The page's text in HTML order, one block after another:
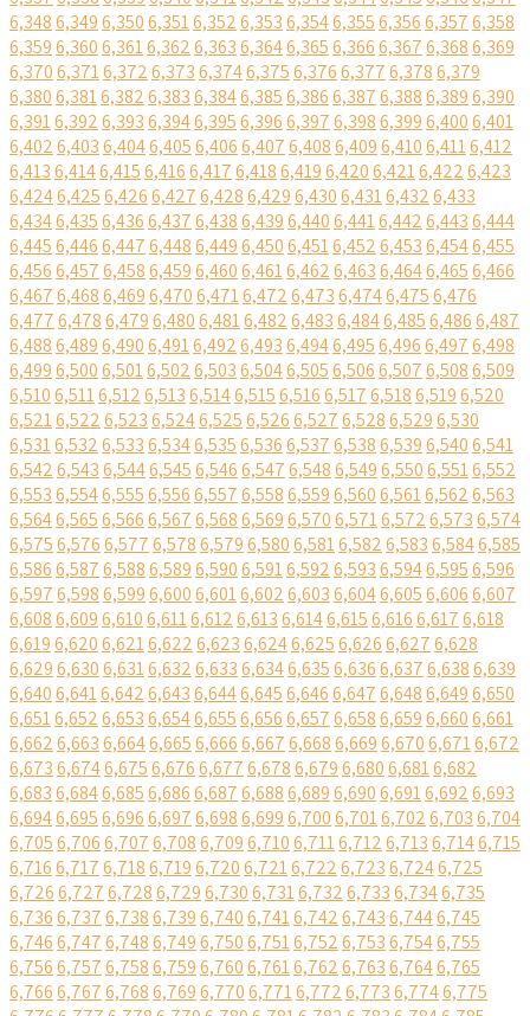
6,3486,3496,3506,3516,3526,3536,3546,3556,3566,3576,358
6,3596,3606,3616,3626,3636,3646,3656,3666,3676,3686,369
6,3706,3716,3726,3736,3746,3756,3766,3776,3786,379
6,3806,3816,3826,3836,3846,3856,3866,3876,3886,3896,390
6,3916,3926,3936,3946,3956,3966,3976,3986,3996,4006,401
6,4026,4036,4046,4056,4066,4076,4086,4096,4106,4116,412
6,4136,4146,4156,4166,4176,4186,4196,4206,4216,4226,423
6,4246,4256,4266,4276,4286,4296,4306,4316,4326,433
6,4346,4356,4366,4376,4386,4396,4406,4416,4426,4436,444
6,4456,4466,4476,4486,4496,4506,4516,4526,4536,4546,455
6,4566,4576,4586,4596,4606,4616,4626,4636,4646,4656,466
6,4676,4686,4696,4706,4716,4726,4736,4746,4756,476
6,4776,4786,4796,4806,4816,4826,4836,4846,4856,4866,487
6,4886,4896,4906,4916,4926,4936,4946,4956,4966,4976,498
6,4996,5006,5016,5026,5036,5046,5056,5066,5076,5086,509
6,5106,5116,5126,5136,5146,5156,5166,5176,5186,5196,520
6,5216,5226,5236,5246,5256,5266,5276,5286,5296,530
6,5316,5326,5336,5346,5356,5366,5376,5386,5396,5406,541
6,5426,5436,5446,5456,5466,5476,5486,5496,5506,5516,552
6,5536,5546,5556,5566,5576,5586,5596,5606,5616,5626,563
6,5646,5656,5666,5676,5686,5696,5706,5716,5726,5736,574
6,5756,5766,5776,5786,5796,5806,5816,5826,5836,5846,585
6,5866,5876,5886,5896,5906,5916,5926,5936,5946,5956,596
6,5976,5986,5996,6006,6016,6026,6036,6046,6056,6066,607
6,6086,6096,6106,6116,6126,6136,6146,6156,6166,6176,618
6,6196,6206,6216,6226,6236,6246,6256,6266,6276,628
6,6296,6306,6316,6326,6336,6346,6356,6366,6376,6386,639
6,6406,6416,6426,6436,6446,6456,6466,6476,6486,6496,650
6,6516,6526,6536,6546,6556,6566,6576,6586,6596,6606,661
6,6626,6636,6646,6656,6666,6676,6686,6696,6706,6716,672
6,6736,6746,6756,6766,6776,6786,6796,6806,6816,682
6,6836,6846,6856,6866,6876,6886,6896,6906,6916,6926,693
6,6946,6956,6966,6976,6986,6996,7006,7016,7026,7036,704
6,7056,7066,7076,7086,7096,7106,7116,7126,7136,7146,715
6,7166,7176,7186,7196,7206,7216,7226,7236,7246,725
6,7266,7276,7286,7296,7306,7316,7326,7336,7346,735
6,7366,7376,7386,7396,7406,7416,7426,7436,7446,745
6,7466,7476,7486,7496,7506,7516,7526,7536,7546,755
6,7566,7576,7586,7596,7606,7616,7626,7636,7646,765
6,7666,7676,7686,7696,7706,7716,7726,7736,7746,775